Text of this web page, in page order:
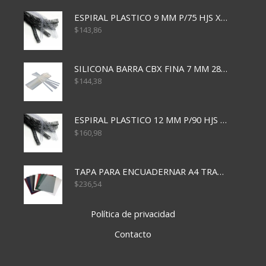
ESPIRAL PLASTICO 9 MM P/75 HJS X50X2400
$143,86
SILICONA BARRA CBX FINA 7 MM 28 CM
$144,38
ESPIRAL PLASTICO 12 MM P/90 HJS X50X1500
$160,98
TAPA PARA ENCUADERNAR A4 TRANSP x50x500
$236,54
Política de privacidad
Contacto